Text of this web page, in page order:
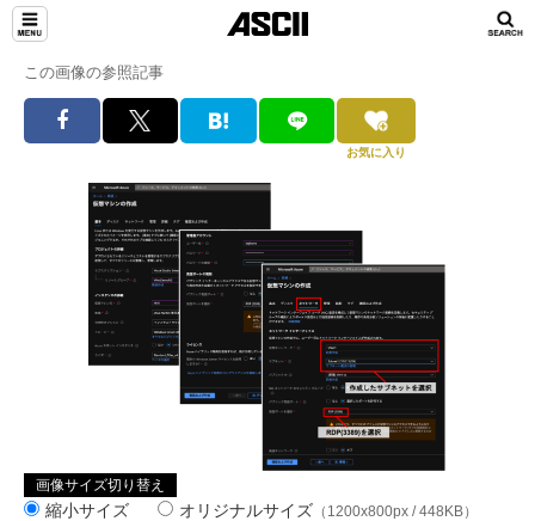
この画像の参照記事
お気に入り
画像サイズ切り替え
縮小サイズ オリジナルサイズ （1200x800px / 448KB）